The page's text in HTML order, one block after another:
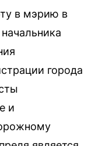
в мэрию в
города
и